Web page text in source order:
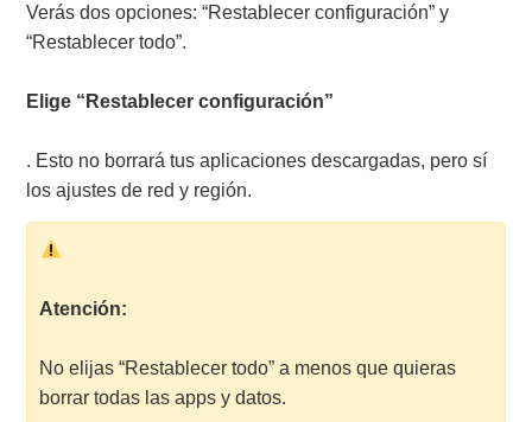
Verás dos opciones: “Restablecer configuración” y
“Restablecer todo”.
Elige “Restablecer configuración”
. Esto no borrará tus aplicaciones descargadas, pero sí
los ajustes de red y región.
Atención:
No elijas “Restablecer todo” a menos que quieras
borrar todas las apps y datos.